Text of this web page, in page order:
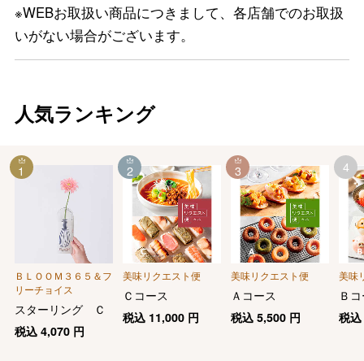
※WEBお取扱い商品につきまして、各店舗でのお取扱
いがない場合がございます。
人気ランキング
ＢＬＯＯＭ３６５＆フ
リーチョイス
スターリング Ｃ
税込 4,070円
1
美味リクエスト便
Ｃコース
税込 11,000 円
2
美味リクエスト便
Ａコース
税込5,500 円
3
美味
Ｂ
税
4